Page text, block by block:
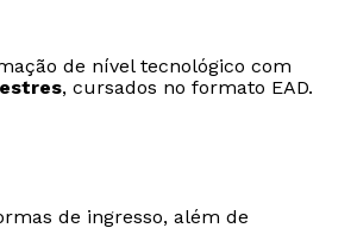
de nível tecnológico com
, cursados no formato EAD.
de ingresso, além de